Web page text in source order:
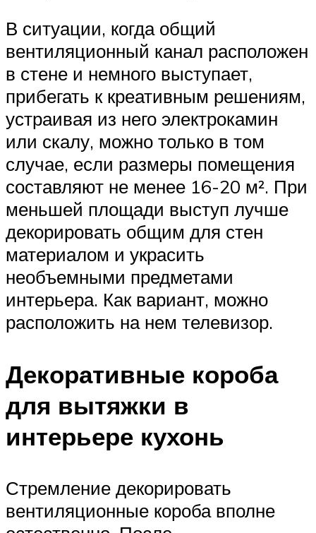
В ситуации, когда общий
вентиляционный канал расположен
в стене и немного выступает,
прибегать к креативным решениям,
устраивая из него электрокамин
или скалу, можно только в том
случае, если размеры помещения
составляют не менее 16-20 м². При
меньшей площади выступ лучше
декорировать общим для стен
материалом и украсить
необъемными предметами
интерьера. Как вариант, можно
расположить на нем телевизор.
Декоративные короба
для вытяжки в
интерьере кухонь
Стремление декорировать
вентиляционные короба вполне